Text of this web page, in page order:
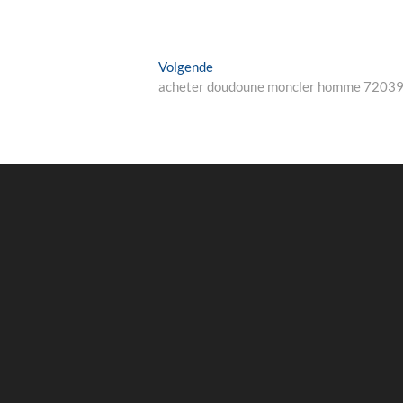
VolgendeVolgende
bericht:
acheter doudoune moncler homme